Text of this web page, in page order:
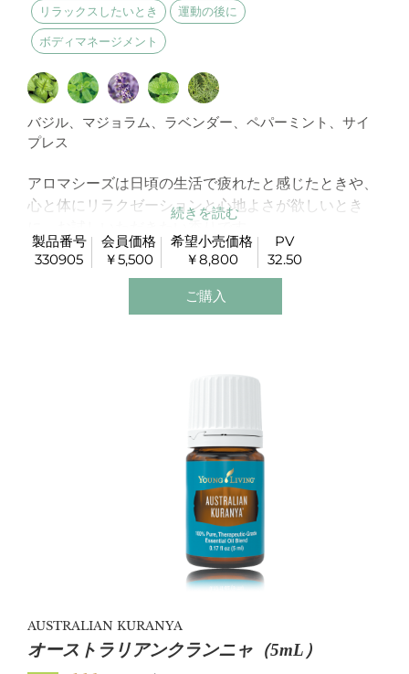
リラックスしたいとき 運動の後に
ボディマネージメント
バジル、マジョラム、ラベンダー、ペパーミント、サイ
プレス
アロマシーズは日頃の生活で疲れたと感じたときや、
心と体にリラクゼーションと心地よさが欲しいとき
運動の後や忙しい1日の終わりにもお勧めのオイル。
穏やかなラベンダーの香りと、爽やかなペパーミント
の香りのハーモニーをお楽しみください。
製品番号
330905
会員価格
￥5,500
希望小売価格
￥8,800
PV
32.50
ご購入
AUSTRALIAN KURANYA
オーストラリアンクランニャ（5mL）